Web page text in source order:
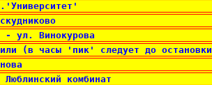
- ул. Винокурова
(в часы 'пик' следует до
комбинат